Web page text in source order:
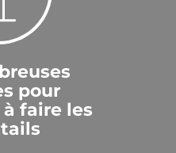
pour
faire les